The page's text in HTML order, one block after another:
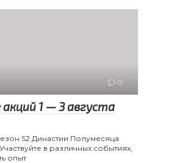
0
акций 1 — 3 августа
S2 Династии Полумесяца
в различных событиях,
опыт